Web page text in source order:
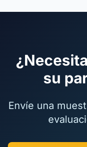
su
Envíe una